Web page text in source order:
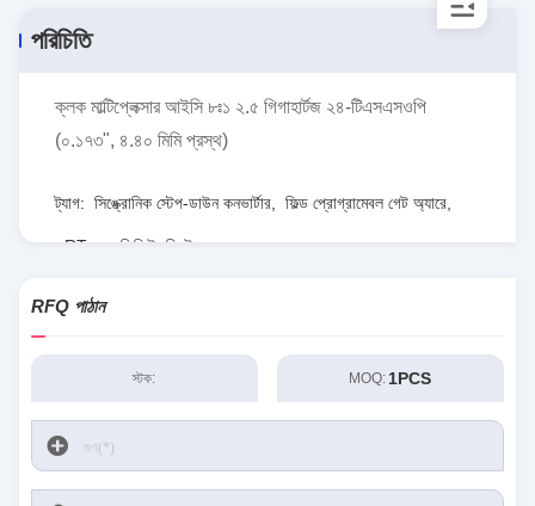
পরিচিতি
ক্লক মাল্টিপ্লেক্সার আইসি ৮ঃ১ ২.৫ গিগাহার্টজ ২৪-টিএসএসওপি
(০.১৭৩", ৪.৪০ মিমি প্রস্থ)
ট্যাগ: সিঙ্ক্রোনিক স্টেপ-ডাউন কনভার্টার ফিল্ড প্রোগ্রামেবল গেট অ্যারে
RT৮০৭৭জিকিউডব্লিউ
RFQ পাঠান
স্টক: MOQ: 1PCS